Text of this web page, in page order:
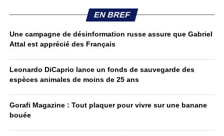
EN BREF
Une campagne de désinformation russe assure que Gabriel
Attal est apprécié des Français
Leonardo DiCaprio lance un fonds de sauvegarde des
espèces animales de moins de 25 ans
Gorafi Magazine : Tout plaquer pour vivre sur une banane
bouée